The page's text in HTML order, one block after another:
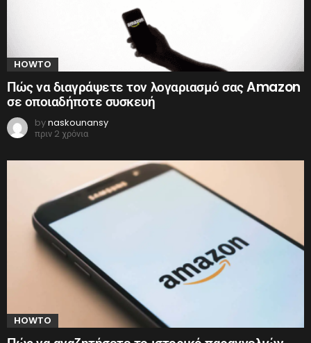
HOWTO
Πώς να διαγράψετε τον λογαριασμό σας Amazon
σε οποιαδήποτε συσκευή
bynaskounansy
πριν 2 χρόνια
HOWTO